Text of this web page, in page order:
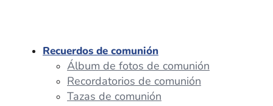
Recuerdos de comunión
Álbum de fotos de comunión
Recordatorios de comunión
Tazas de comunión